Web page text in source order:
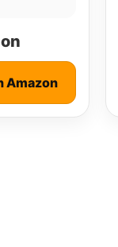
Amazon